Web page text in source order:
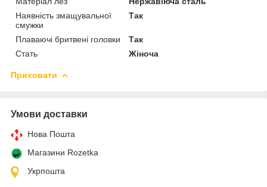
Наявність змащувальної
смужки
Так
Плаваючі бритвені головки
Так
Стать
Жіноча
Приховати
Умови доставки
Нова Пошта
Магазини Rozetka
Укрпошта